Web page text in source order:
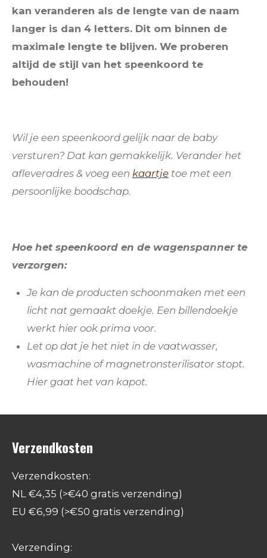
kan veranderen als de lengte van de naam
langer is dan 4 letters. Dit om binnen de
maximale lengte te blijven. We proberen
altijd de stijl van het speenkoord te
behouden!
Wil je een speenkoord gelijk naar de baby
versturen? Dat kan gemakkelijk. Verander het
afleveradres & voeg een kaartje toe met een
persoonlijke boodschap.
Hoe het speenkoord en de wagenspanner te
verzorgen:
Je kan de producten schoonmaken met een
licht nat gemaakt doekje. Een billendoekje
werkt hier ook prima voor.
Let op dat je het niet in de vaatwasser,
wasmachine of magnetronsterilisator stopt.
Hier gaat het van kapot.
Verzendkosten
Verzendkosten:
NL €4,35 (>€40 gratis verzending)
EU €6,99 (>€50 gratis verzending)
Verzending: